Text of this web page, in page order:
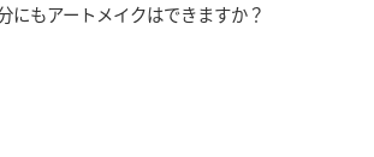
にもアートメイクはできますか？